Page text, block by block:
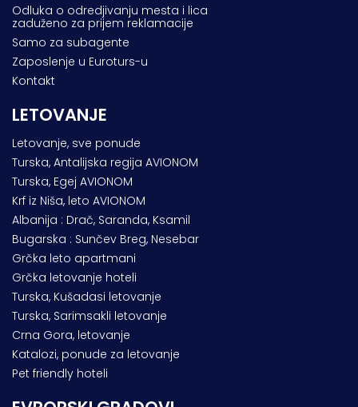
Odluka o odredjivanju mesta i lica
zaduženo za prijem reklamacije
Samo za subagente
Zaposlenje u Euroturs-u
Kontakt
LETOVANJE
Letovanje, sve ponude
Turska, Antalijska regija AVIONOM
Turska, Egej AVIONOM
Krf iz Niša, leto AVIONOM
Albanija : Drač, Saranda, Ksamil
Bugarska : Sunčev Breg, Nesebar
Grčka leto apartmani
Grčka letovanje hoteli
Turska, Kušadasi letovanje
Turska, Sarimsakli letovanje
Crna Gora, letovanje
Katalozi, ponude za letovanje
Pet friendly hoteli